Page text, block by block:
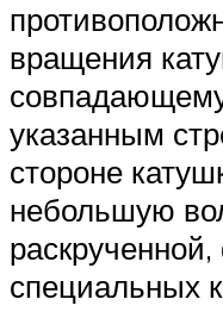
вращения
указанным
стороне
небольшую
специальных